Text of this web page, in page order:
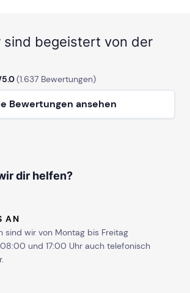
sind begeistert von der
5.0(1.637 Bewertungen)
Bewertungen ansehen
dir helfen?
AN
sind wir von Montag bis Freitag
und 17:00 Uhr auch telefonisch